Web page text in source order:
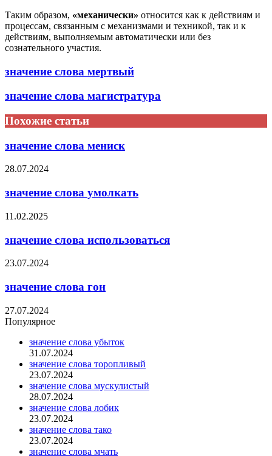
Таким образом, «механически» относится как к действиям и
процессам, связанным с механизмами и техникой, так и к
действиям, выполняемым автоматически или без
сознательного участия.
значение слова мертвый
значение слова магистратура
Похожие статьи
значение слова мениск
28.07.2024
значение слова умолкать
11.02.2025
значение слова использоваться
23.07.2024
значение слова гон
27.07.2024
Популярное
значение слова убыток
31.07.2024
значение слова торопливый
23.07.2024
значение слова мускулистый
28.07.2024
значение слова лобик
23.07.2024
значение слова тако
23.07.2024
значение слова мчать